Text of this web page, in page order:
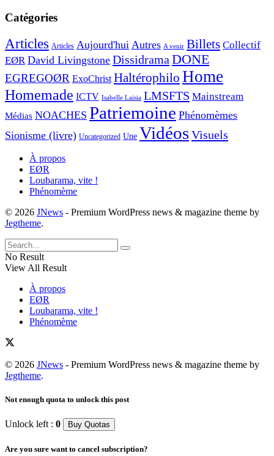
Catégories
Articles Articles Aujourd'hui Autres A venir Billets Collectif
EØR David Livingstone Dissidrama DONE
EGREGOØR ExoChrist Haltérophilo Home
Homemade ICTV Isabelle Laisia LMSFTS Mainstream
Médias NOACHES Patriemoine Phénomèmes
Sionisme (livre) Uncategorized Une VidéosVisuels
À propos
EØR
Loubarama, vite !
Phénomème
© 2026 JNews - Premium WordPress news & magazine theme by
Jegtheme.
No Result
View All Result
À propos
EØR
Loubarama, vite !
Phénomème
© 2026 JNews - Premium WordPress news & magazine theme by
Jegtheme.
Not enough quota to unlock this post
Unlock left : 0 Buy Quotas
Are you sure want to cancel subscription?